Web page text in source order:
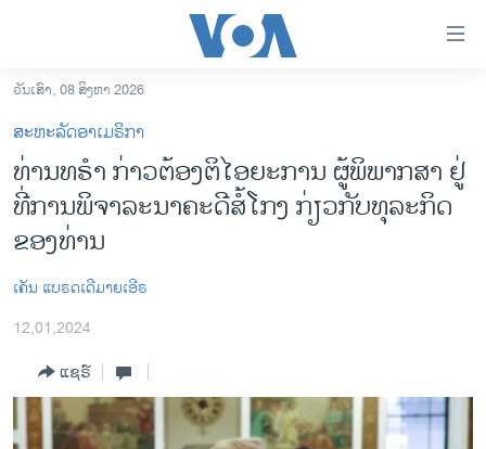
ເຂົ້າ
ຫາ
ຂ້າມ
ຂ້າມ
ຂ້າມ
ໄປ
ຫາ
ຊອກ
ລາວ
ອາເມຣິກາ
ການເລືອກຕັ້ງ ປະທານາທີບໍດີ ສະຫະລັດ 2024
ອິດສະຫຼະພາບດ້ານການຂ່າວ
ຊີວິດຊາວລາວ
ວັນເສົາ, 08 ສິງຫາ 2026
ສະຫະລັດອາເມຣິກາ
ທ່ານທຣຳ ກ່າວຕ້ອງຕິໄອຍະການ ຜູ້ພິພາກສາ ຢູ່
ທີ່ການພິຈາລະນາຄະດີສໍ້ໂກງ ກ່ຽວກັບທຸລະກິດ
ຂອງທ່ານ
ເຄັນ ແບຣດເດີມາຍເອີຣ
12,01,2024
ແຊຣ໌